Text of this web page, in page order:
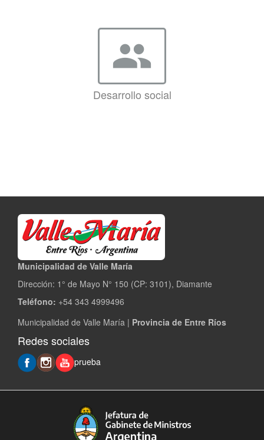
group
Desarrollo social
Municipalidad de Valle María
Dirección: 1° de Mayo N° 150 (CP: 3101), Diamante
Teléfono: +54 343 4999496
Municipalidad de Valle María | Provincia de Entre Ríos
Redes sociales
prueba